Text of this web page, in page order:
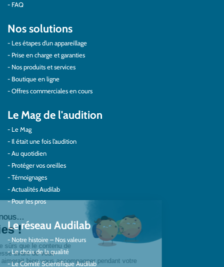
FAQ
Nos solutions
Les étapes d’un appareillage
Prise en charge et garanties
Nos produits et services
Boutique en ligne
Offres commerciales en cours
Le Mag de l'audition
Le Mag
Il était une fois l’audition
Au quotidien
Protéger vos oreilles
Témoignages
Actualités Audilab
Pour les pros
Le réseau Audilab
Notre histoire – Nos valeurs
Le choix de la qualité
Le Comité Scientifique Audilab